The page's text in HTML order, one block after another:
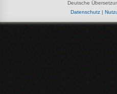
Deutsche
Datenschutz|